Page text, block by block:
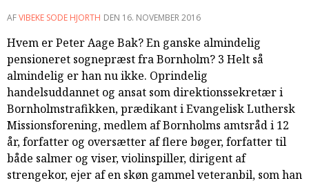
til
udlån
6.0:
Bibelen
7.0:
Arrangementer
7.1:
Sommerstævne
7.2:
Nordisk
samarbejde
8.0:
Støt
KABB!
9.0:
Links
AFVIBEKE SODE HJORTH DEN 16. NOVEMBER 2016
Hvem er Peter Aage Bak? En ganske almindelig
pensioneret sognepræst fra Bornholm? 3 Helt så
almindelig er han nu ikke. Oprindelig
handelsuddannet og ansat som direktionssekretær i
Bornholmstrafikken, prædikant i Evangelisk Luthersk
Missionsforening, medlem af Bornholms amtsråd i 12
år, forfatter og oversætter af flere bøger, forfatter til
både salmer og viser, violinspiller, dirigent af
strengekor, ejer af en skøn gammel veteranbil, som han